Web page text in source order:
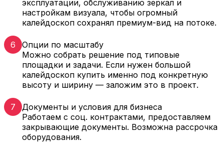
эксплуатации, обслуживанию зеркал и
настройкам визуала, чтобы огромный
калейдоскоп сохранял премиум-вид на потоке.
6
Опции по масштабу
Можно собрать решение под типовые
площадки и задачи. Если нужен большой
калейдоскоп купить именно под конкретную
высоту и ширину — заложим это в проект.
7
Документы и условия для бизнеса
Работаем с соц. контрактами, предоставляем
закрывающие документы. Возможна рассрочка
оборудования.